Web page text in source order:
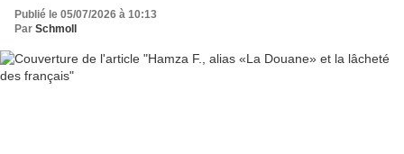
Publié le 05/07/2026 à 10:13
Par Schmoll